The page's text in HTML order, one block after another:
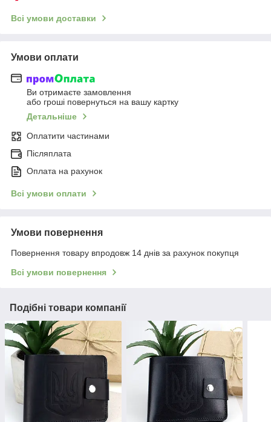
Всі умови доставки
Умови оплати
Ви отримаєте замовлення
або гроші повернуться на вашу картку
Детальніше
Оплатити частинами
Післяплата
Оплата на рахунок
Всі умови оплати
Умови повернення
Повернення товару впродовж 14 днів за рахунок покупця
Всі умови повернення
Подібні товари компанії